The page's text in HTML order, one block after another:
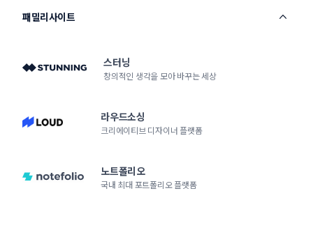
패밀리사이트
스터닝
창의적인 생각을 모아 바꾸는 세상
라우드소싱
크리에이티브 디자이너 플랫폼
노트폴리오
국내 최대 포트폴리오 플랫폼